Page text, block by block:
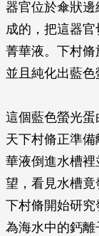
器官位於傘狀
成的，把這器
菁華液。下村
並且純化出藍色
這個藍色螢光
天下村脩正準
華液倒進水槽
望，看見水槽
下村脩開始研
為海水中的鈣